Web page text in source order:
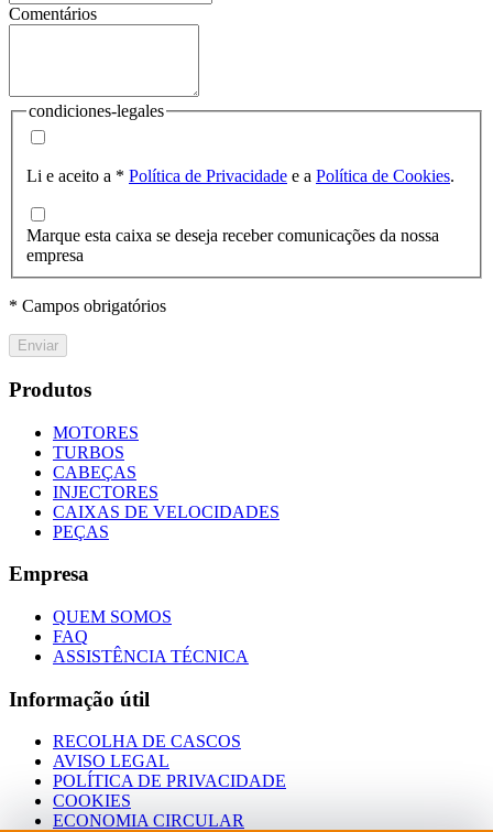
Comentários
condiciones-legales
Li e aceito a * Política de Privacidade e a Política de Cookies.
Marque esta caixa se deseja receber comunicações da nossa
empresa
* Campos obrigatórios
Enviar
Produtos
MOTORES
TURBOS
CABEÇAS
INJECTORES
CAIXAS DE VELOCIDADES
PEÇAS
Empresa
QUEM SOMOS
FAQ
ASSISTÊNCIA TÉCNICA
Informação útil
RECOLHA DE CASCOS
AVISO LEGAL
POLÍTICA DE PRIVACIDADE
COOKIES
ECONOMIA CIRCULAR